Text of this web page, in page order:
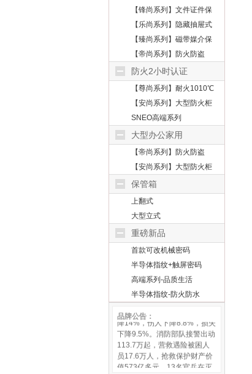
盗【锋尚系列】文件证件保
护【乐尚系列】隐藏抽屉式
【臻尚系列】磁带媒介保
护【帝尚系列】防火防盗
防火2小时认证
【尊尚系列】耐火1010℃
【安尚系列】大型防火柜
SNEO高端系列
大型办公家用
【帝尚系列】防火防盗
【安尚系列】大型防火柜
保管箱
上翻式
大型立式
重磅新品
首款可改机械密码
半导体指纹+触屏密码
高端系列-品质生活
半导体指纹-防火防水
品牌公告：
报火灾39.5万起，死亡1817
人，受伤1493人，直接财产损
失43.9亿元，同比上年亡人下
降14%，伤人下降8.8%，损失
下降9.5%。消防部队接警出动
113.7万起，营救遇险被困人
员17.6万人，抢救保护财产价
值573亿多元。13名官兵在灭